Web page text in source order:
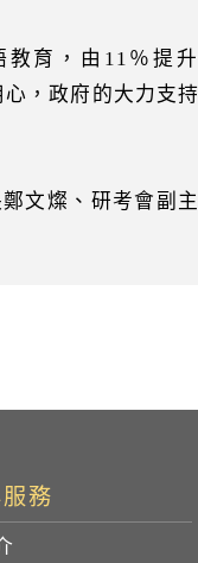
育，由11％提升
，政府的大力支持
文燦、研考會副
務